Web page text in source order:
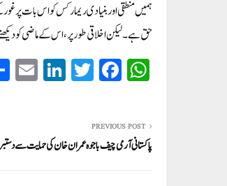
ہمیں منطقی اور بنیادی ریمارکس کو اس بات پر
حق ہے۔ لیکن اخلاقی طور پر، اس کے ماضی کو
W
ha
A
pp
Fa
ce
ok
T
wi
r
Li
nk
In
E
PREVIOUS POST
پاکستانی آرمی چیف باجوہ عمران خان کی حمایت سے